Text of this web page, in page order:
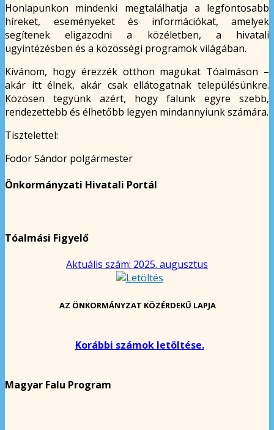
Honlapunkon mindenki megtalálhatja a legfontosabb
híreket, eseményeket és információkat, amelyek
segítenek eligazodni a közéletben, a hivatali
ügyintézésben és a közösségi programok világában.
Kívánom, hogy érezzék otthon magukat Tóalmáson –
akár itt élnek, akár csak ellátogatnak településünkre.
Közösen tegyünk azért, hogy falunk egyre szebb,
rendezettebb és élhetőbb legyen mindannyiunk számára.
Tisztelettel:
Fodor Sándor polgármester
Önkormányzati Hivatali Portál
Tóalmási Figyelő
Aktuális szám: 2025. augusztus
AZ ÖNKORMÁNYZAT KÖZÉRDEKŰ LAPJA
Korábbi számok letöltése.
Magyar Falu Program